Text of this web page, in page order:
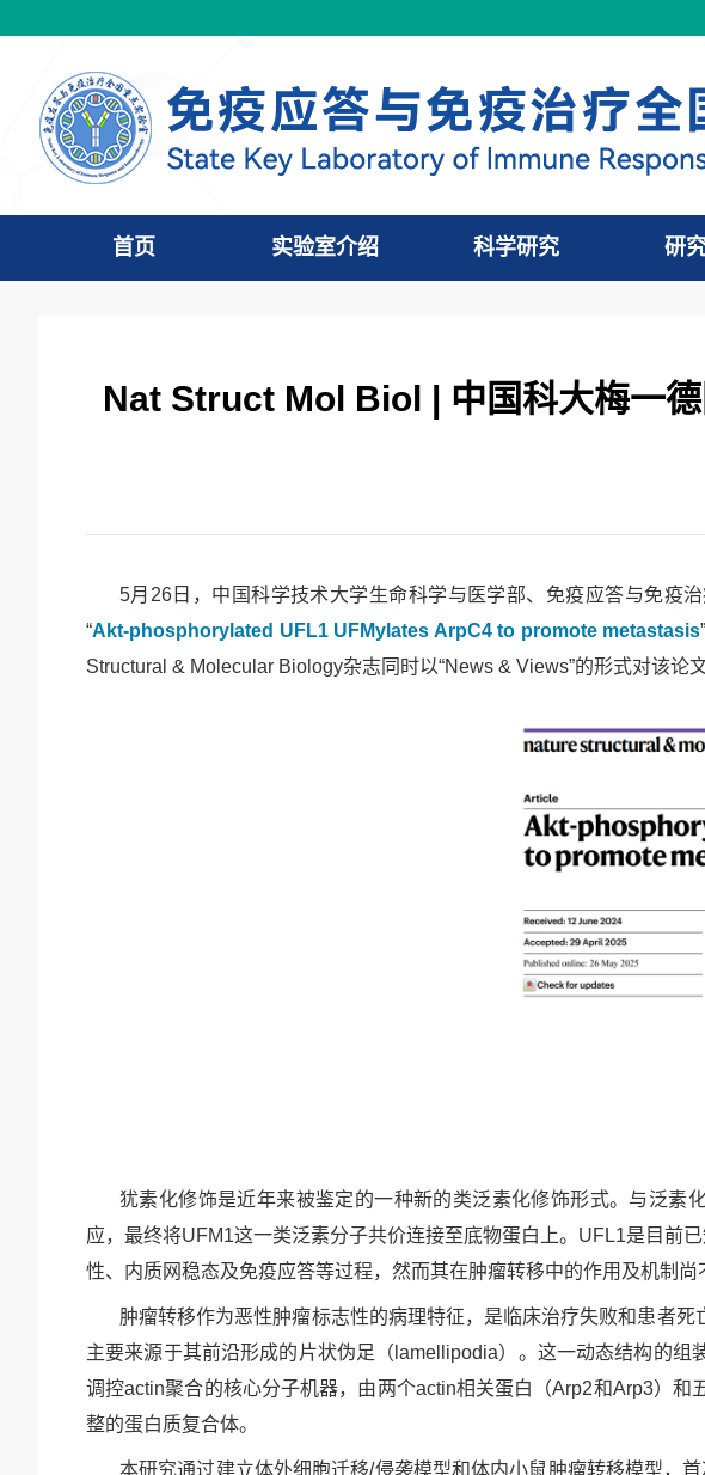
首页 实验室介绍 科学研究 研
Nat Struct Mol Biol | 中国科大梅一
5月 26日，中国科学技术大学生命科学与医学部、免疫应答与免疫
“Akt-phosphorylated UFL1 UFMylates ArpC4 to promote metastasis
Structural & Molecular Biology杂志同时以“News & Views”的形式对该论
犹素化修饰是近年来被鉴定的一种新的类泛素化修饰形式。与泛素
应，最终将UFM1这一类泛素分子共价连接至底物蛋白上。 UFL1是目前
性、内质网稳态及免疫应答等过程，然而其在肿瘤转移中的作用及机制尚
肿瘤转移作为恶性肿瘤标志性的病理特征，是临床治疗失败和患者
主要来源于其前沿形成的片状伪足（ lamellipodia）。这一动态结构的组
调控actin聚合的核心分子机器，由两个actin相关蛋白（Arp2和Arp3）和
整的蛋白质复合体。
本研究通过建立体外细胞迁移/侵袭模型和体内小鼠肿瘤转移模型，